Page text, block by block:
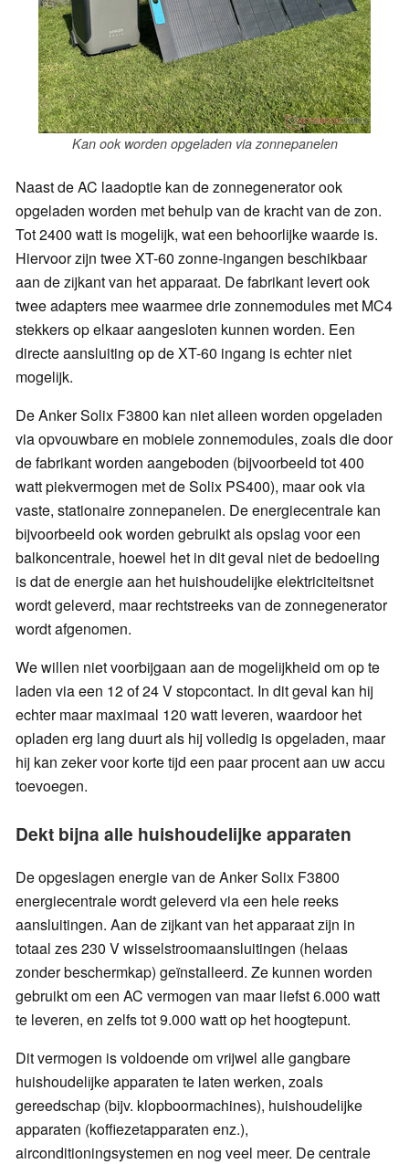
Kan ook worden opgeladen via zonnepanelen
Naast de AC laadoptie kan de zonnegenerator ook
opgeladen worden met behulp van de kracht van de zon.
Tot 2400 watt is mogelijk, wat een behoorlijke waarde is.
Hiervoor zijn twee XT-60 zonne-ingangen beschikbaar
aan de zijkant van het apparaat. De fabrikant levert ook
twee adapters mee waarmee drie zonnemodules met MC4
stekkers op elkaar aangesloten kunnen worden. Een
directe aansluiting op de XT-60 ingang is echter niet
mogelijk.
De Anker Solix F3800 kan niet alleen worden opgeladen
via opvouwbare en mobiele zonnemodules, zoals die door
de fabrikant worden aangeboden (bijvoorbeeld tot 400
watt piekvermogen met de Solix PS400), maar ook via
vaste, stationaire zonnepanelen. De energiecentrale kan
bijvoorbeeld ook worden gebruikt als opslag voor een
balkoncentrale, hoewel het in dit geval niet de bedoeling
is dat de energie aan het huishoudelijke elektriciteitsnet
wordt geleverd, maar rechtstreeks van de zonnegenerator
wordt afgenomen.
We willen niet voorbijgaan aan de mogelijkheid om op te
laden via een 12 of 24 V stopcontact. In dit geval kan hij
echter maar maximaal 120 watt leveren, waardoor het
opladen erg lang duurt als hij volledig is opgeladen, maar
hij kan zeker voor korte tijd een paar procent aan uw accu
toevoegen.
Dekt bijna alle huishoudelijke apparaten
De opgeslagen energie van de Anker Solix F3800
energiecentrale wordt geleverd via een hele reeks
aansluitingen. Aan de zijkant van het apparaat zijn in
totaal zes 230 V wisselstroomaansluitingen (helaas
zonder beschermkap) geïnstalleerd. Ze kunnen worden
gebruikt om een AC vermogen van maar liefst 6.000 watt
te leveren, en zelfs tot 9.000 watt op het hoogtepunt.
Dit vermogen is voldoende om vrijwel alle gangbare
huishoudelijke apparaten te laten werken, zoals
gereedschap (bijv. klopboormachines), huishoudelijke
apparaten (koffiezetapparaten enz.),
airconditioningsystemen en nog veel meer. De centrale